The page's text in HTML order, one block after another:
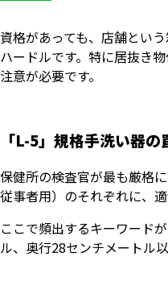
資格があっても、店舗とい
ハードルです。特に居抜き
注意が必要です。
「L-5」規格手洗い器の
保健所の検査官が最も厳格
従事者用）のそれぞれに、
ここで頻出するキーワード
ル、奥行28センチメートル